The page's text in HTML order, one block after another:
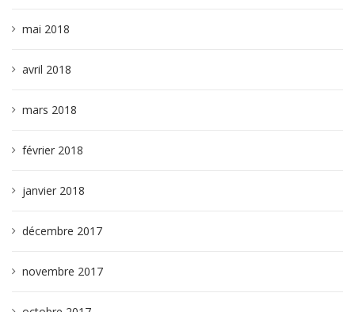
mai 2018
avril 2018
mars 2018
février 2018
janvier 2018
décembre 2017
novembre 2017